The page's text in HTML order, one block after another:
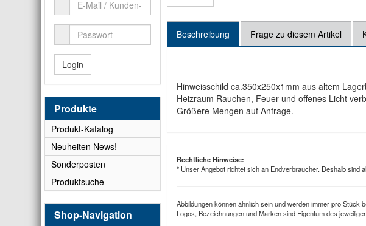
Beschreibung Frage zu diesem Artikel
Hinweisschild ca.350x250x1mm aus altem
Heizraum Rauchen, Feuer und offenes Licht
Größere Mengen auf Anfrage.
Rechtliche Hinweise:
* Unser Angebot richtet sich an Endverbraucher. Deshalb
Abbildungen können ähnlich sein und werden immer pro
Logos, Bezeichnungen und Marken sind Eigentum des
Login
Produkte
Produkt-Katalog
Neuheiten News!
Sonderposten
Produktsuche
Shop-Navigation